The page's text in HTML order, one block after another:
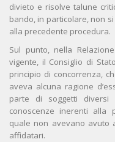
divieto e risolve talune
bando, in particolare, non
alla precedente procedura.
Sul punto, nella
vigente, il Consiglio di
principio di concorrenza,
aveva alcuna ragione
parte di soggetti diversi
conoscenze inerenti alla
quale non avevano avuto
affidatari.